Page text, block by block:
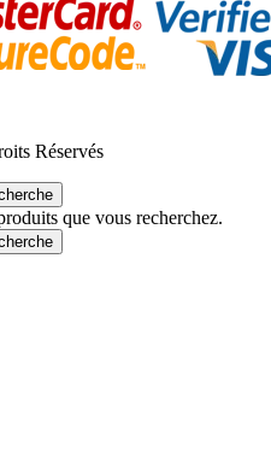
Réservés
que vous recherchez.